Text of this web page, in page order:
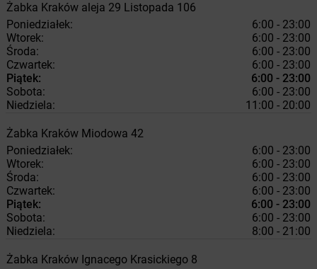
Żabka Kraków aleja 29 Listopada 106
Poniedziałek:
6:00 - 23:00
Wtorek:
6:00 - 23:00
Środa:
6:00 - 23:00
Czwartek:
6:00 - 23:00
Piątek:
6:00 - 23:00
Sobota:
6:00 - 23:00
Niedziela:
11:00 - 20:00
Żabka Kraków Miodowa 42
Poniedziałek:
6:00 - 23:00
Wtorek:
6:00 - 23:00
Środa:
6:00 - 23:00
Czwartek:
6:00 - 23:00
Piątek:
6:00 - 23:00
Sobota:
6:00 - 23:00
Niedziela:
8:00 - 21:00
Żabka Kraków Ignacego Krasickiego 8